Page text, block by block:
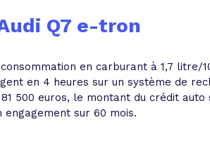
Q7 e-tron
en carburant à 1,7 litre/
en 4 heures sur un système de
500 euros, le montant du crédit auto
engagement sur 60 mois.